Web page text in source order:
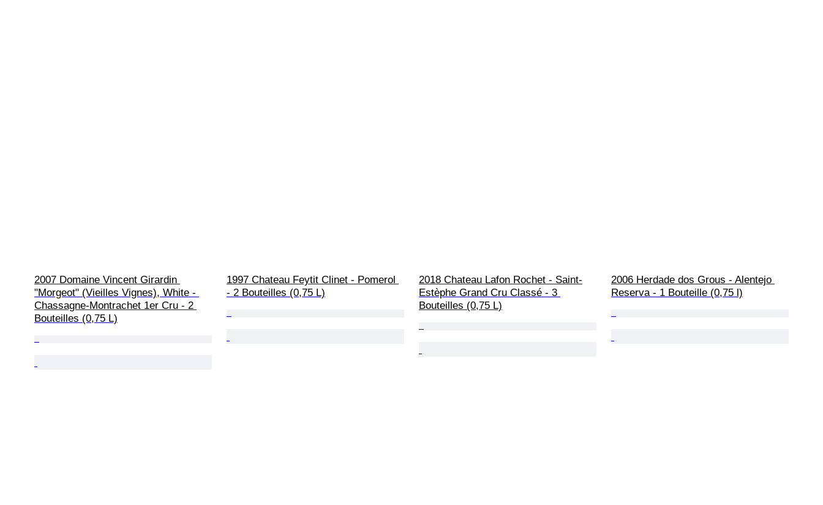
2007 Domaine Vincent Girardin
"Morgeot" (Vieilles Vignes), White -
Chassagne-Montrachet 1er Cru - 2
Bouteilles (0,75 L)
1997 Chateau Feytit Clinet - Pomerol
- 2 Bouteilles (0,75 L)
2018 Chateau Lafon Rochet - Saint-
Estèphe Grand Cru Classé - 3
Bouteilles (0,75 L)
2006 Herdade dos Grous - Alentejo
Reserva - 1 Bouteille (0,75 l)